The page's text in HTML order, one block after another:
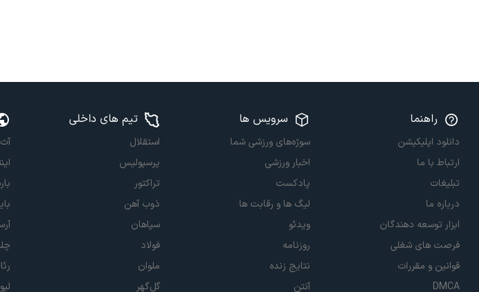
راهنما
دانلود اپلیکیشن
ارتباط با ما
تبلیغات
درباره ما
ابزار توسعه دهندگان
فرصت های شغلی
قوانین و مقررات
DMCA
سرویس ها
سوژه‌های ورزشی شما
اخبار ورزشی
پادکست
لیگ ها و رقابت ها
ویدئو
روزنامه
نتایج زنده
آنتن
تیم های داخلی
استقلال
پرسپولیس
تراکتور
ذوب آهن
سپاهان
فولاد
ملوان
گل‌گهر